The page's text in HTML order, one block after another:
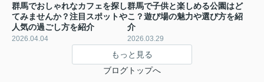
群馬でおしゃれなカフェを探し
てみませんか？注目スポットや
人気の過ごし方を紹介
2026.04.04
群馬で子供と楽しめる公園はど
こ？遊び場の魅力や選び方を紹
介
2026.03.29
もっと見る
ブログトップへ